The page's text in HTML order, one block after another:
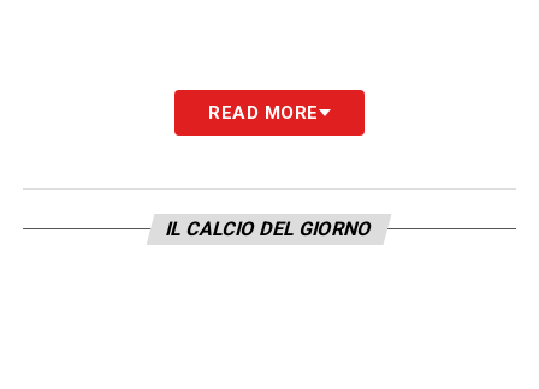
READ MORE
IL CALCIO DEL GIORNO